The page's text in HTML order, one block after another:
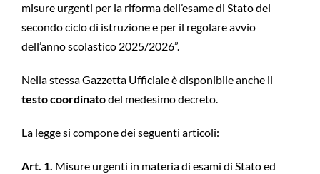
misure urgenti per la riforma dell’esame di Stato del
secondo ciclo di istruzione e per il regolare avvio
dell’anno scolastico 2025/2026”.
Nella stessa Gazzetta Ufficiale è disponibile anche il
testo coordinatodel medesimo decreto.
La legge si compone dei seguenti articoli:
Art. 1. Misure urgenti in materia di esami di Stato ed